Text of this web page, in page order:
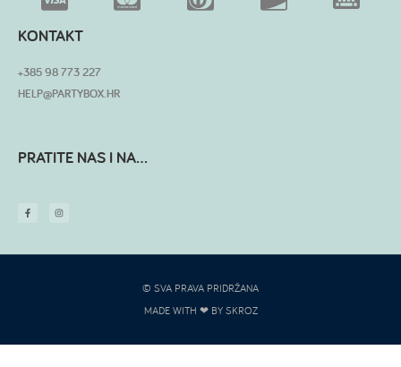
KONTAKT
+385 98 773 227
HELP@PARTYBOX.HR
PRATITE NAS I NA...
© SVA PRAVA PRIDRŽANA
MADE WITH ❤ BY SKROZ